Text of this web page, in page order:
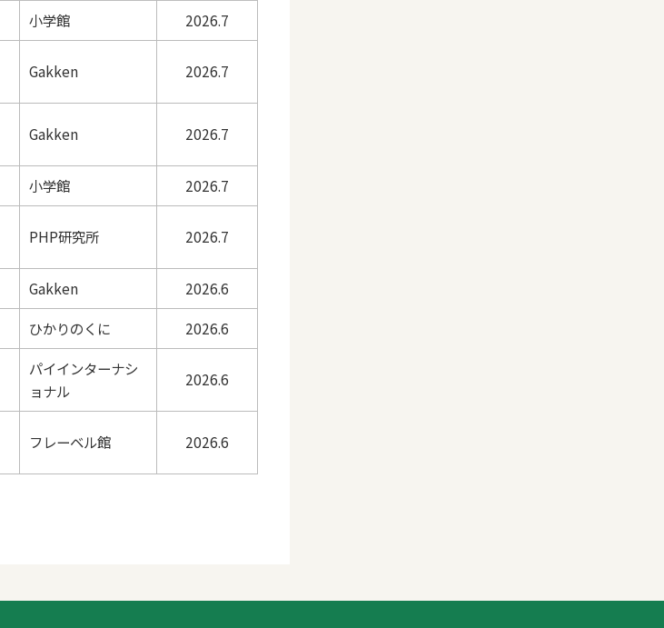
小学館 2026.7
Gakken 2026.7
Gakken 2026.7
小学館 2026.7
PHP研究所 2026.7
Gakken
2026.6
ひかりのくに 2026.6
パイインターナシ
ョナル
2026.6
フレーベル館 2026.6